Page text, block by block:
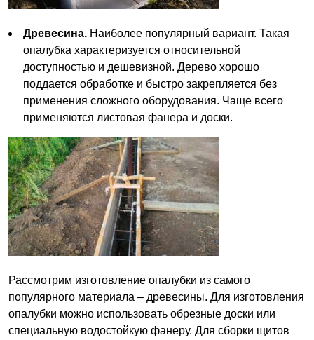
Древесина. Наиболее популярный вариант. Такая
опалубка характеризуется относительной
доступностью и дешевизной. Дерево хорошо
поддается обработке и быстро закрепляется без
применения сложного оборудования. Чаще всего
применяются листовая фанера и доски.
Рассмотрим изготовление опалубки из самого
популярного материала – древесины. Для изготовления
опалубки можно использовать обрезные доски или
специальную водостойкую фанеру. Для сборки щитов